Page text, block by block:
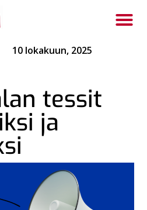
10 lokakuun, 2025
tessit
ja